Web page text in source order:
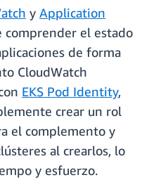
y Application
comprender el estado
de forma
CloudWatch
EKS Pod Identity,
crear un rol
el complemento y
al crearlos, lo
y esfuerzo.